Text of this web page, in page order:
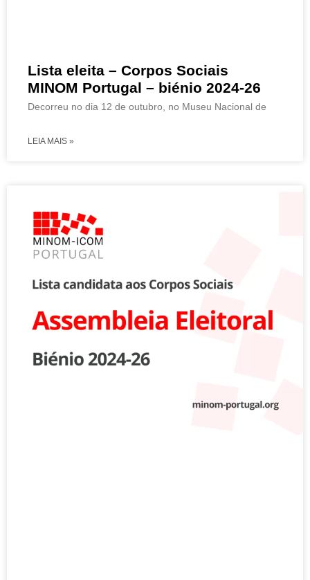
Lista eleita – Corpos Sociais
MINOM Portugal – biénio 2024-26
Decorreu no dia 12 de outubro, no Museu Nacional de
LEIA MAIS »